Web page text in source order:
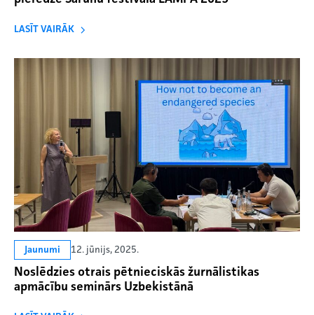
LASĪT VAIRĀK
Jaunumi 12. jūnijs, 2025.
Noslēdzies otrais pētnieciskās žurnālistikas
apmācību seminārs Uzbekistānā